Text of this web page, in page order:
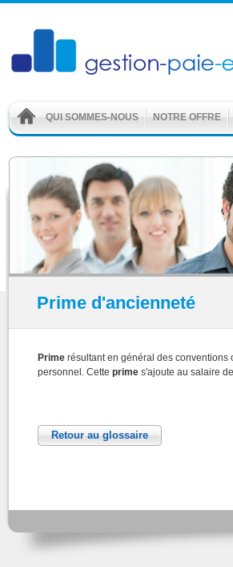
QUI SOMMES-NOUS NOTRE OFFRE
Prime d'ancienneté
Primerésultant en général des conventions
personnel. Cette primes'ajoute au salaire
Retour au glossaire